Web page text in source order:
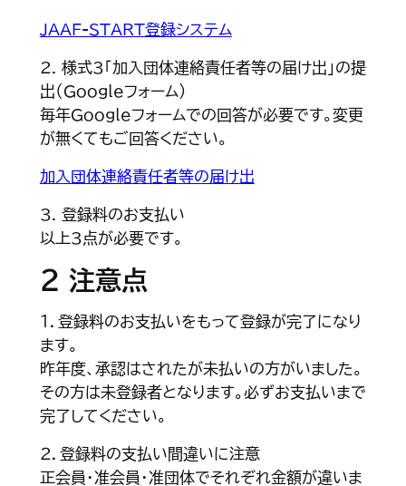
JAAF-START登録システム
2. 様式3「加入団体連絡責任者等の届け出」の提
出（Googleフォーム）
毎年Googleフォームでの回答が必要です。変更
が無くてもご回答ください。
加入団体連絡責任者等の届け出
3. 登録料のお支払い
以上3点が必要です。
2 注意点
１．登録料のお支払いをもって登録が完了になり
ます。
昨年度、承認はされたが未払いの方がいました。
その方は未登録者となります。必ずお支払いまで
完了してください。
２．登録料の支払い間違いに注意
正会員・准会員・准団体でそれぞれ金額が違いま